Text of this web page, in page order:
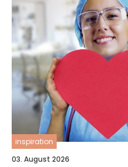
inspiration
03. August 2026